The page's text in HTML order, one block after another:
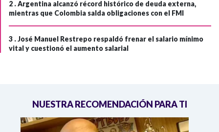
2 .Argentina alcanzó récord histórico de deuda externa,
mientras que Colombia salda obligaciones con el FMI
3 .José Manuel Restrepo respaldó frenar el salario mínimo
vital y cuestionó el aumento salarial
NUESTRA RECOMENDACIÓN PARA TI